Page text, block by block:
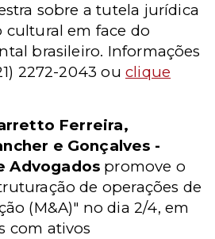
sobre a tutela jurídica
em face do
brasileiro. Informações
2272-2043 ou clique
Ferreira,
e Gonçalves -
Advogados promove o
de operações de
(M&A)" no dia 2/4, em
com ativos